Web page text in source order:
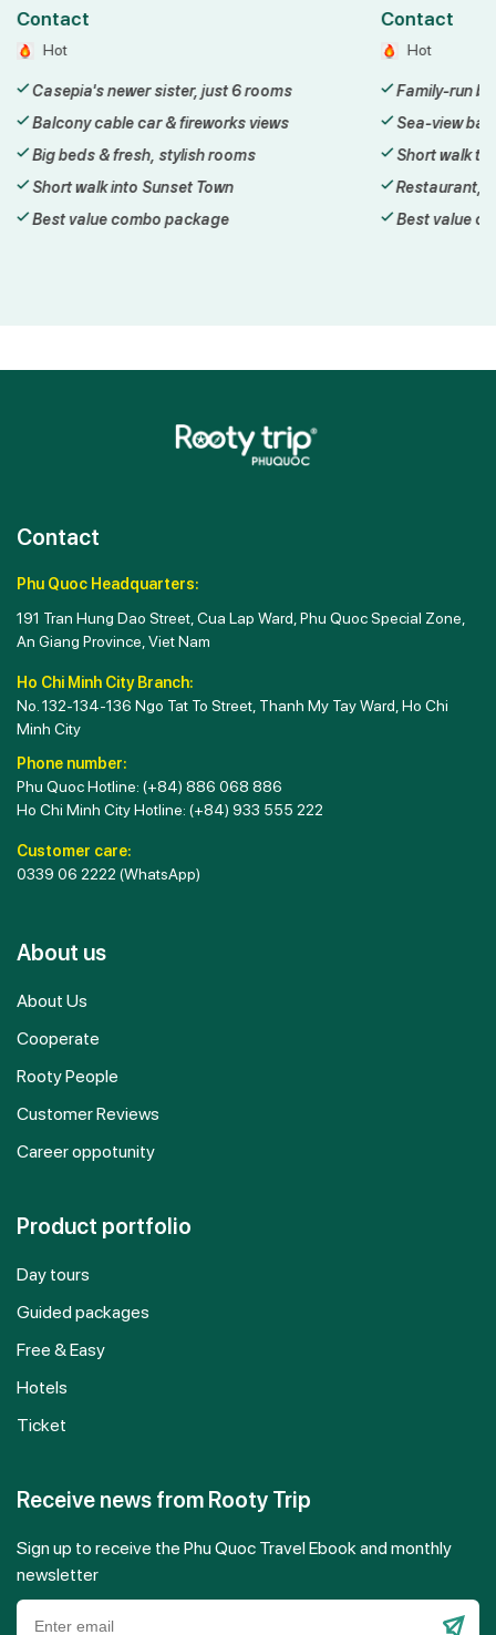
Contact
Hot
Casepia's newer sister, just 6 rooms
Balcony cable car & fireworks views
Big beds & fresh, stylish rooms
Short walk into Sunset Town
Best value combo package
Contact
Hot
Family-run
Sea-view
Short walk to
Restaurant,
Best value
Contact
Phu Quoc Headquarters:
191 Tran Hung Dao Street, Cua Lap Ward, Phu Quoc Special Zone,
An Giang Province, Viet Nam
Ho Chi Minh City Branch:
No. 132-134-136 Ngo Tat To Street, Thanh My Tay Ward, Ho Chi
Minh City
Phone number:
Phu Quoc Hotline: (+84) 886 068 886
Ho Chi Minh City Hotline: (+84) 933 555 222
Customer care:
0339 06 2222 (WhatsApp)
About us
About Us
Cooperate
Rooty People
Customer Reviews
Career oppotunity
Product portfolio
Day tours
Guided packages
Free & Easy
Hotels
Ticket
Receive news from Rooty Trip
Sign up to receive the Phu Quoc Travel Ebook and monthly
newsletter